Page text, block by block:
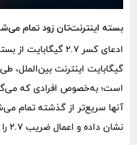
بسته اینترنت‌تان زود تمام
ادعای کسر ۲.۷
گیگابایت اینترنت بین‌الملل،
است؛ به‌خصوص افرادی که
آنها سریع‌تر از گذشته تمام
نشان داده و اعمال ضریب ۲.۷ را رد کرده است.